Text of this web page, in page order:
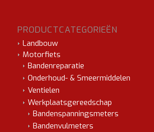
PRODUCTCATEGORIEËN
Landbouw
Motorfiets
Bandenreparatie
Onderhoud- & Smeermiddelen
Ventielen
Werkplaatsgereedschap
Bandenspanningsmeters
Bandenvulmeters